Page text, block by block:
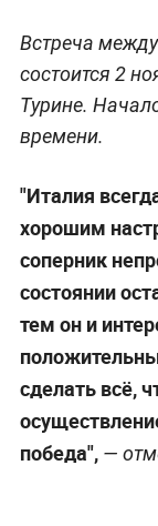
Встреча
состоится 2
Турине.
времени.
"Италия
хорошим
соперник
состоянии
тем он и
сделать всё,
победа",—